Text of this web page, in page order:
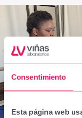
Consentimiento
Esta página web